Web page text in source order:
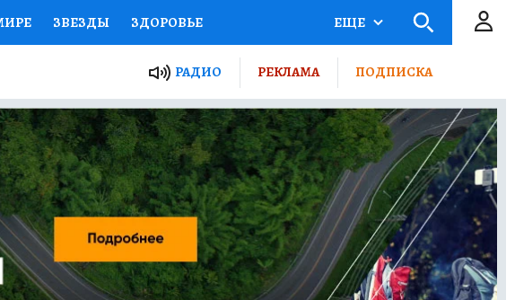
ЗВЕЗДЫ ЗДОРОВЬЕ
ПРОЕКТЫ РОССИИ
ЖЕНСКИЕ СЕКРЕТЫ ПУТЕВОДИТЕЛЬ
ДЕФИЦИТ ЖЕЛЕЗА ТУРИЗМ
У НАС ГИД ПОТРЕБИТЕЛЯ ВСЕ О КП
ЕЩЕ
РАДИО РЕКЛАМА ПОДПИСКА